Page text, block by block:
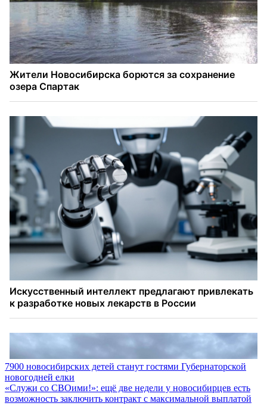
Навигация
по
записям
7900 новосибирских детей станут гостями Губернаторской
новогодней елки
«Служи со СВОими!»: ещё две недели у новосибирцев есть
возможность заключить контракт с максимальной выплатой